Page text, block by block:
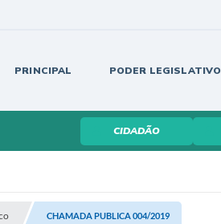
PRINCIPAL PODER LEGISLATIVO
CIDADÃO
CHAMADA PUBLICA 004/2019